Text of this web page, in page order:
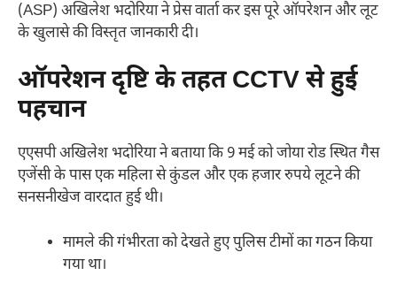
(ASP) अखिलेश भदोरिया ने प्रेस वार्ता कर इस पूरे ऑपरेशन और लूट
के खुलासे की विस्तृत जानकारी दी।
ऑपरेशन दृष्टि के तहत CCTV से हुई
पहचान
एएसपी अखिलेश भदोरिया ने बताया कि 9 मई को जोया रोड स्थित गैस
एजेंसी के पास एक महिला से कुंडल और एक हजार रुपये लूटने की
सनसनीखेज वारदात हुई थी।
मामले की गंभीरता को देखते हुए पुलिस टीमों का गठन किया
गया था।